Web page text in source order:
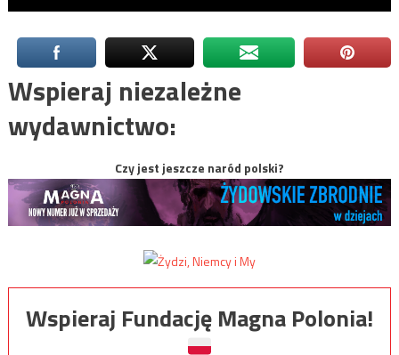
Wspieraj niezależne
wydawnictwo:
Czy jest jeszcze naród polski?
Wspieraj Fundację Magna Polonia!